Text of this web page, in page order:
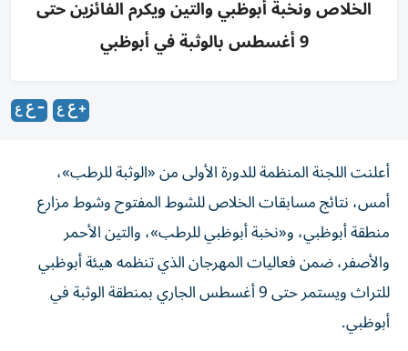
الخلاص ونخبة أبوظبي والتين ويكرم الفائزين حتى
9 أغسطس بالوثبة في أبوظبي
أعلنت اللجنة المنظمة للدورة الأولى من «الوثبة للرطب»،
أمس، نتائج مسابقات الخلاص للشوط المفتوح وشوط مزارع
منطقة أبوظبي، و«نخبة أبوظبي للرطب»، والتين الأحمر
والأصفر، ضمن فعاليات المهرجان الذي تنظمه هيئة أبوظبي
للتراث ويستمر حتى 9 أغسطس الجاري بمنطقة الوثبة في
أبوظبي.